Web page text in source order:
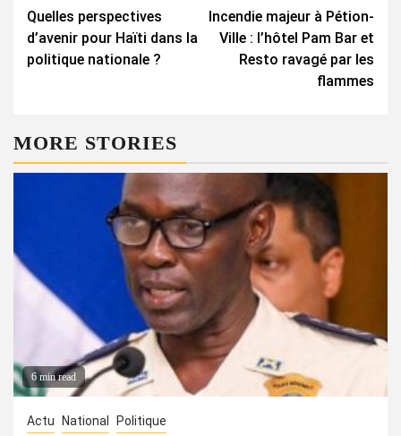
Reading
Quelles perspectives
d’avenir pour Haïti dans la
politique nationale ?
Incendie majeur à Pétion-
Ville : l’hôtel Pam Bar et
Resto ravagé par les
flammes
MORE STORIES
6 min read
Actu National Politique